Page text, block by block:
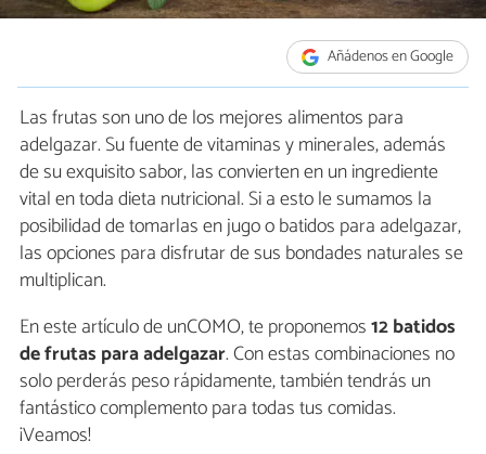
Añádenos en Google
Las frutas son uno de los mejores alimentos para
adelgazar. Su fuente de vitaminas y minerales, además
de su exquisito sabor, las convierten en un ingrediente
vital en toda dieta nutricional. Si a esto le sumamos la
posibilidad de tomarlas en jugo o batidos para adelgazar,
las opciones para disfrutar de sus bondades naturales se
multiplican.
En este artículo de unCOMO, te proponemos12 batidos
de frutas para adelgazar. Con estas combinaciones no
solo perderás peso rápidamente, también tendrás un
fantástico complemento para todas tus comidas.
¡Veamos!